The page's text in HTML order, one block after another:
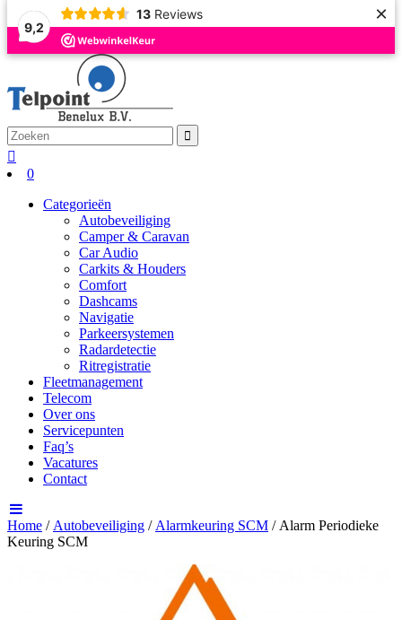
9,2
13 Reviews ×
0
Categorieën
Autobeveiliging
Camper & Caravan
Car Audio
Carkits & Houders
Comfort
Dashcams
Navigatie
Parkeersystemen
Radardetectie
Ritregistratie
Fleetmanagement
Telecom
Over ons
Servicepunten
Faq’s
Vacatures
Contact
Home / Autobeveiliging / Alarmkeuring SCM / Alarm Periodieke
Keuring SCM